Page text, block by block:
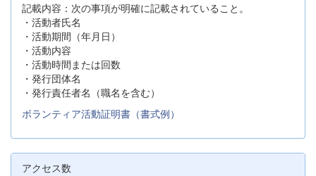
記載内容：次の事項が明確に記載されていること。
・活動者氏名
・活動期間（年月日）
・活動内容
・活動時間または回数
・発行団体名
・発行責任者名（職名を含む）
ボランティア活動証明書（書式例）
アクセス数